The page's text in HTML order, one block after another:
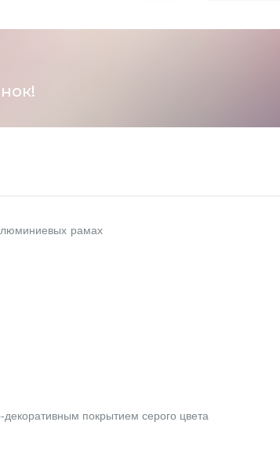
рамах
покрытием серого цвета